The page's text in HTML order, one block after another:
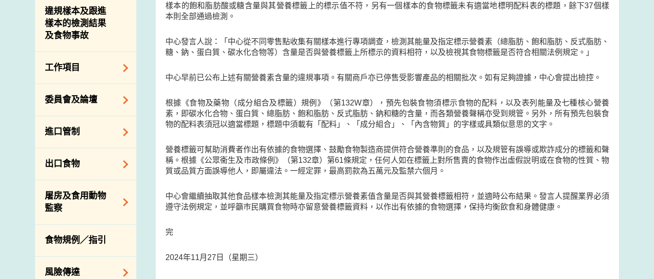
介紹短片
違規樣本及跟進
樣本的檢測結果
及食物事故
工作項目
降低膳食中的鈉和
糖
食物安全重點控制
系統
基因改造食物
資料
食物安全之風險評
估
食物事故應變及管
理
食物消費量調查
委員會及論壇
食物安全專家委員
會
消費者聯繫小組
進口管制
食物進口商和食物
分銷商登記制度
絡內地有關當局
進口食物管制
口檢驗
出口食物
出口驗證
出口食物往內地
出口商及業界的消
息
屠房及食用動物
監察
規管農業化學物及
獸醫藥物在食用動
物上的使用
屠房及疾病監測
食物規例／指引
風險傳達
樣本的飽和脂肪酸或糖含量與其營養標籤上的標示值不符，另有一個樣本的食物標籤未有適當地標明配料表的標題，餘下37個樣
本則全部通過檢測。
中心發言人說：「中心從不同零售點收集有關樣本進行專項調查，檢測其能量及指定標示營養素（總脂肪、飽和脂肪、反式脂肪、
糖、鈉、蛋白質、碳水化合物等）含量是否與營養標籤上所標示的資料相符，以及檢視其食物標籤是否符合相關法例規定。」
中心早前已公布上述有關營養素含量的違規事項。有關商戶亦已停售受影響產品的相關批次。如有足夠證據，中心會提出檢控。
根據《食物及藥物（成分組合及標籤）規例》（第132W章），預先包裝食物須標示食物的配料，以及表列能量及七種核心營養
素，即碳水化合物、蛋白質、總脂肪、飽和脂肪、反式脂肪、鈉和糖的含量，而各類營養聲稱亦受到規管。另外，所有預先包裝食
物的配料表須冠以適當標題，標題中須載有「配料」、「成分組合」、「內含物質」的字樣或具類似意思的文字。
營養標籤可幫助消費者作出有依據的食物選擇、鼓勵食物製造商提供符合營養準則的食品，以及規管有誤導或欺詐成分的標籤和聲
稱。根據《公眾衞生及市政條例》（第132章）第61條規定，任何人如在標籤上對所售賣的食物作出虛假說明或在食物的性質、物
質或品質方面誤導他人，即屬違法。一經定罪，最高罰款為五萬元及監禁六個月。
中心會繼續抽取其他食品樣本檢測其能量及指定標示營養素值含量是否與其營養標籤相符，並適時公布結果。發言人提醒業界必須
遵守法例規定，並呼籲巿民購買食物時亦留意營養標籤資料，以作出有依據的食物選擇，保持均衡飲食和身體健康。
完
2024年11月27日（星期三）